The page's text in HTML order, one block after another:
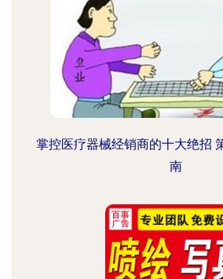
掌控医疗器械经销商的十大绝招
南